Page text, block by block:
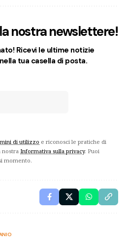
nostra newslettere!
Ricevi le ultime notizie
tua casella di posta.
di utilizzo e riconosci le pratiche di
nostra Informativa sulla privacy. Puoi
momento.